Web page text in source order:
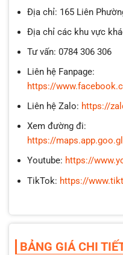
Địa chỉ: 165 Liên
Địa chỉ các khu vực
Tư vấn: 0784 306 306
Liên hệ Fanpage:
https://
Liên hệ Zalo: https://
Xem đường đi:
https://
Youtube: https://
TikTok: https://
BẢNG GIÁ CHI